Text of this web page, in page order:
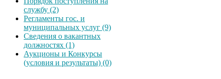
службу (2)
Регламенты гос. и
муниципальных услуг (9)
Сведения о вакантных
должностях (1)
Аукционы и Конкурсы
(условия и результаты) (0)